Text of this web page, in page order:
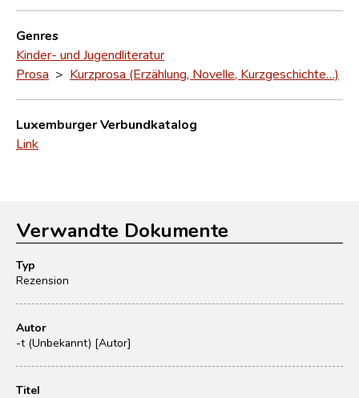
Genres
Kinder- und Jugendliteratur
Prosa > Kurzprosa (Erzählung, Novelle, Kurzgeschichte…)
Luxemburger Verbundkatalog
Link
Verwandte Dokumente
Typ
Rezension
Autor
-t (Unbekannt) [Autor]
Titel